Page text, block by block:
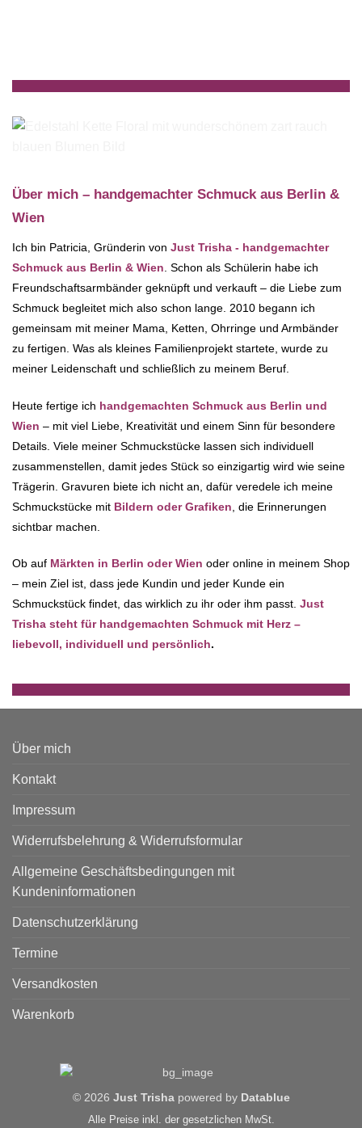
Über mich – handgemachter Schmuck aus Berlin &
Wien
Ich bin Patricia, Gründerin von Just Trisha - handgemachter
Schmuck aus Berlin & Wien . Schon als Schülerin habe ich
Freundschaftsarmbänder geknüpft und verkauft – die Liebe zum
Schmuck begleitet mich also schon lange. 2010 begann ich
gemeinsam mit meiner Mama, Ketten, Ohrringe und Armbänder
zu fertigen. Was als kleines Familienprojekt startete, wurde zu
meiner Leidenschaft und schließlich zu meinem Beruf.
Heute fertige ich handgemachten Schmuck aus Berlin und
Wien – mit viel Liebe, Kreativität und einem Sinn für besondere
Details. Viele meiner Schmuckstücke lassen sich individuell
zusammenstellen, damit jedes Stück so einzigartig wird wie seine
Trägerin. Gravuren biete ich nicht an, dafür veredele ich meine
Schmuckstücke mit Bildern oder Grafiken , die Erinnerungen
sichtbar machen.
Ob auf Märkten in Berlin oder Wien oder online in meinem Shop
– mein Ziel ist, dass jede Kundin und jeder Kunde ein
Schmuckstück findet, das wirklich zu ihr oder ihm passt. Just
Trisha steht für handgemachten Schmuck mit Herz –
liebevoll, individuell und persönlich.
Über mich
Kontakt
Impressum
Widerrufsbelehrung & Widerrufsformular
Allgemeine Geschäftsbedingungen mit
Kundeninformationen
Datenschutzerklärung
Termine
Versandkosten
Warenkorb
© 2026 Just Trishapowered by Datablue
Alle Preise inkl. der gesetzlichen MwSt.